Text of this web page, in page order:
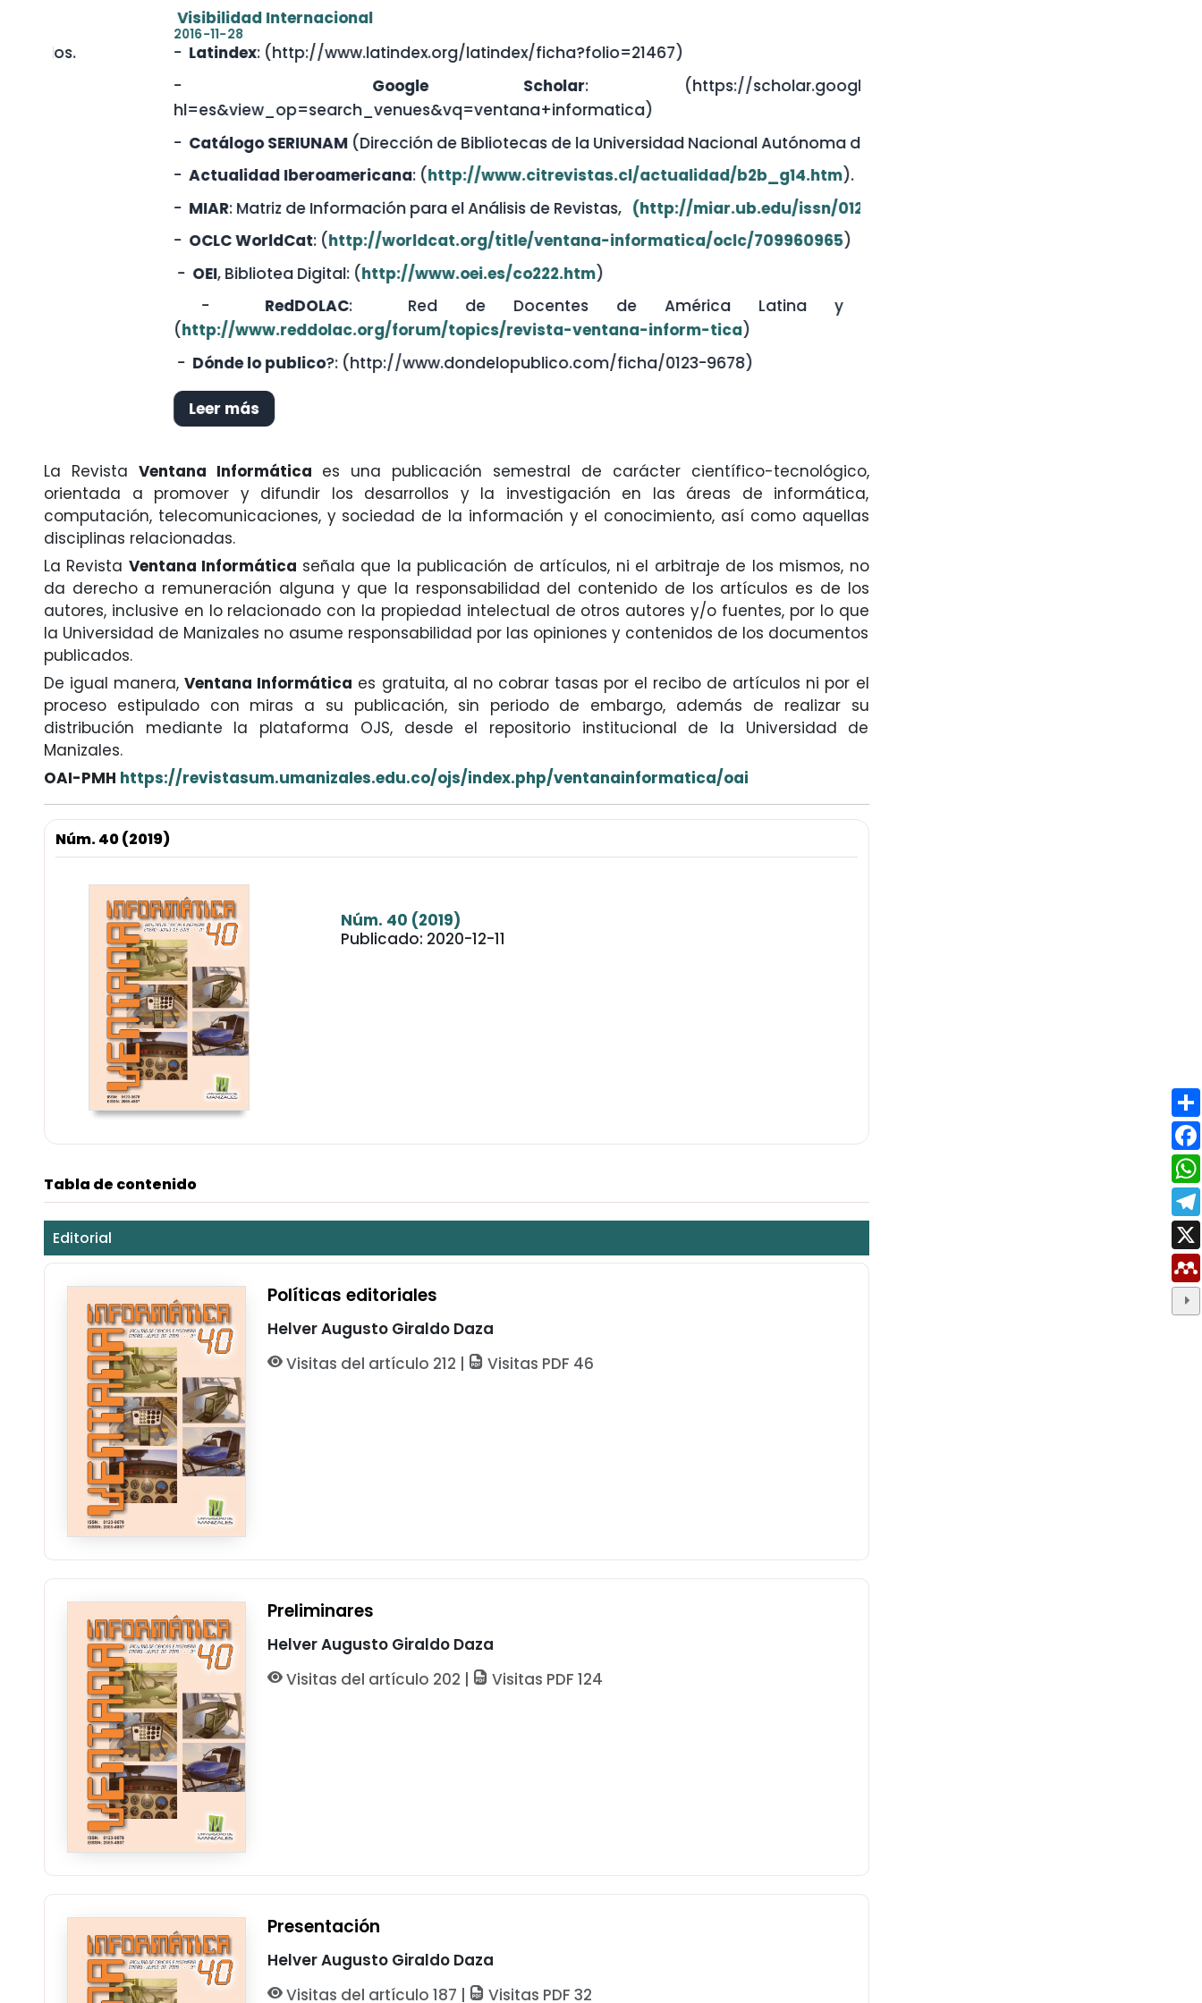
Visibilidad Internacional
-Latindex
: (http://www.latindex.org/latindex/ficha?folio=21467)
-
Google Scholar
: (https://scholar.google.es/citations?
hl=es&view_op=search_venues&vq=ventana+informatica)
Catálogo SERIUNAM(Dirección de Bibliotecas de la Universidad Nacional Autónoma de México).
Actualidad Iberoamericana: (http://www.citrevistas.cl/actualidad/b2b_g14.htm).
: Matriz de Información para el Análisis de Revistas,(http://miar.ub.edu/issn/0123-9678).
OCLC WorldCat: (http://worldcat.org/title/ventana-informatica/oclc/709960965)
, Bibliotea Digital: (http://www.oei.es/co222.htm)
RedDOLAC
: Red de Docentes de América Latina y del Caribe:
http://www.reddolac.org/forum/topics/revista-ventana-inform-tica)
Dónde lo publico?: (http://www.dondelopublico.com/ficha/0123-9678)
Leer más acerca de Visibilidad Internacional
La Revista Ventana Informática es una publicación semestral de carácter científico-tecnológico,
orientada a promover y difundir los desarrollos y la investigación en las áreas de informática,
computación, telecomunicaciones, y sociedad de la información y el conocimiento, así como aquellas
disciplinas relacionadas.
La Revista Ventana Informática señala que la publicación de artículos, ni el arbitraje de los mismos, no
da derecho a remuneración alguna y que la responsabilidad del contenido de los artículos es de los
autores, inclusive en lo relacionado con la propiedad intelectual de otros autores y/o fuentes, por lo que
la Universidad de Manizales no asume responsabilidad por las opiniones y contenidos de los documentos
publicados.
De igual manera,Ventana Informática es gratuita, al no cobrar tasas por el recibo de artículos ni por el
proceso estipulado con miras a su publicación, sin periodo de embargo, además de realizar su
distribución mediante la plataforma OJS, desde el repositorio institucional de la Universidad de
Manizales.
OAI-PMH https://revistasum.umanizales.edu.co/ojs/index.php/ventanainformatica/oai
Núm. 40 (2019)
Núm. 40 (2019)
Publicado: 2020-12-11
Tabla de contenido
Editorial
Políticas editoriales
Helver Augusto Giraldo Daza
Visitas del artículo 212 |
Visitas PDF 46
Preliminares
Helver Augusto Giraldo Daza
Visitas del artículo 202 |
Visitas PDF 124
Presentación
Helver Augusto Giraldo Daza
Visitas del artículo 187 |
Visitas PDF 32